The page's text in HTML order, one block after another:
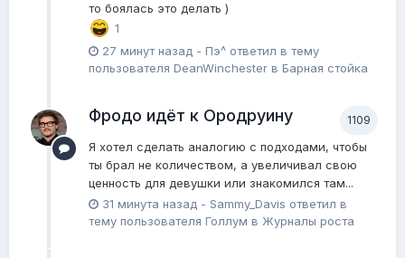
то боялась это делать )
1
27 минут назад - Пэ^ ответил в тему
пользователя DeanWinchester в Барная стойка
1109
Фродо идёт к Ородруину
Я хотел сделать аналогию с подходами, чтобы
ты брал не количеством, а увеличивал свою
ценность для девушки или знакомился там...
31 минута назад - Sammy_Davis ответил в
тему пользователя Голлум в Журналы роста